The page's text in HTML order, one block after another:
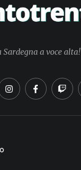
a voce alta!